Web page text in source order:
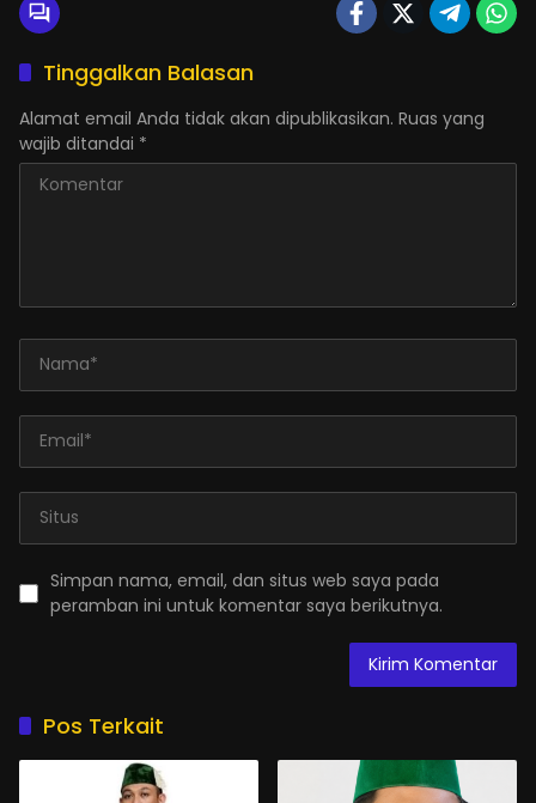
Tinggalkan Balasan
Alamat email Anda tidak akan dipublikasikan. Ruas yang
wajib ditandai *
Simpan nama, email, dan situs web saya pada
peramban ini untuk komentar saya berikutnya.
Pos Terkait